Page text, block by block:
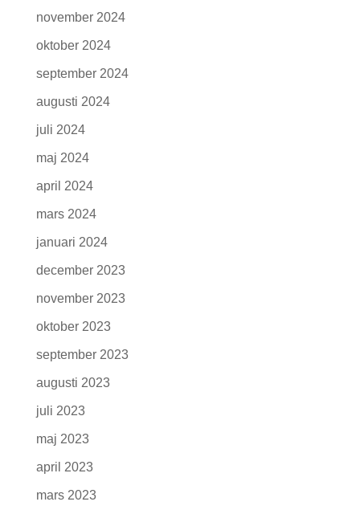
november 2024
oktober 2024
september 2024
augusti 2024
juli 2024
maj 2024
april 2024
mars 2024
januari 2024
december 2023
november 2023
oktober 2023
september 2023
augusti 2023
juli 2023
maj 2023
april 2023
mars 2023